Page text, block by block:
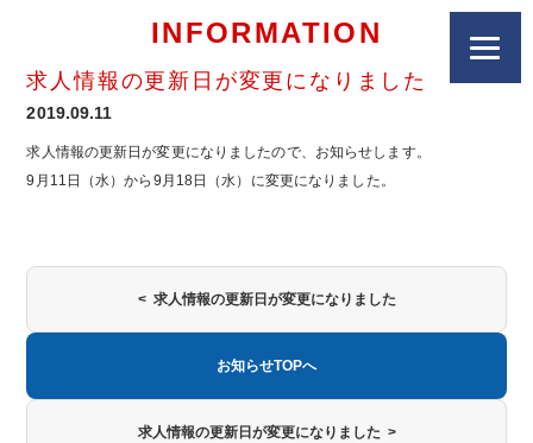
INFORMATION
求人情報の更新日が変更になりました
2019.09.11
求人情報の更新日が変更になりましたので、お知らせします。
9月11日（水）から9月18日（水）に変更になりました。
< 求人情報の更新日が変更になりました
お知らせTOPへ
求人情報の更新日が変更になりました >